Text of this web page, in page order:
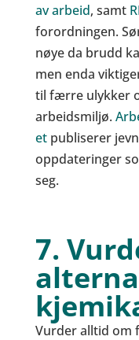
av arbeid, samt
forordningen.
nøye da brudd
men enda
til færre ulykker
arbeidsmiljø.
etpubliserer
oppdateringer
seg.
7.
Vurder alltid om